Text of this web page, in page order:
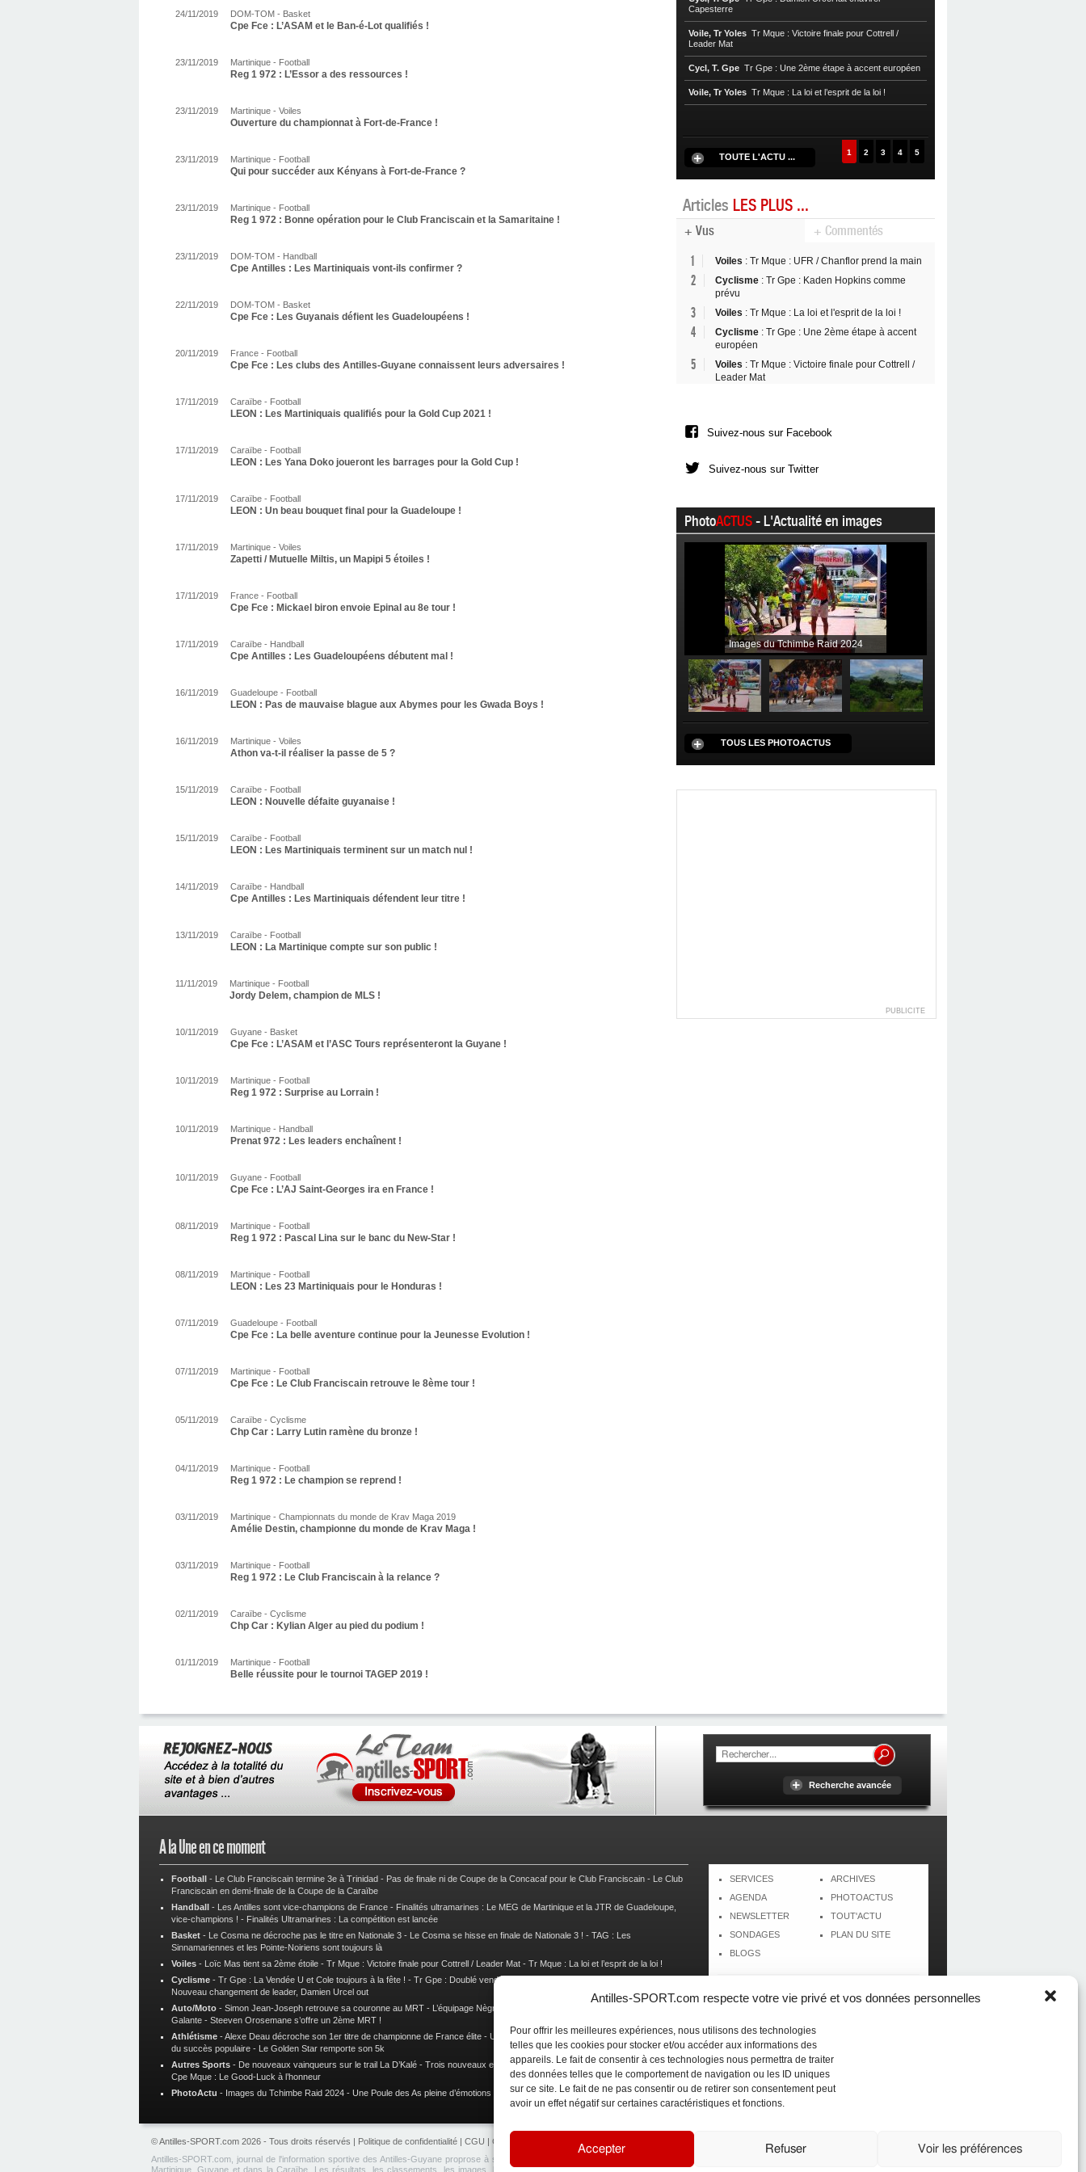
Antilles-SPORT.com respecte votre vie privé et vos données personnelles
Pour offrir les meilleures expériences, nous utilisons des technologies
telles que les cookies pour stocker et/ou accéder aux informations des
appareils. Le fait de consentir à ces technologies nous permettra de traiter
des données telles que le comportement de navigation ou les ID uniques
sur ce site. Le fait de ne pas consentir ou de retirer son consentement peut
avoir un effet négatif sur certaines caractéristiques et fonctions.
Accepter Refuser Voir les préférences
24/11/2019 DOM-TOM - Basket
Cpe Fce : L’ASAM et le Ban-é-Lot qualifiés !
23/11/2019 Martinique - Football
Reg 1 972 : L’Essor a des ressources !
23/11/2019 Martinique - Voiles
Ouverture du championnat à Fort-de-France !
23/11/2019 Martinique - Football
Qui pour succéder aux Kényans à Fort-de-France ?
23/11/2019 Martinique - Football
Reg 1 972 : Bonne opération pour le Club Franciscain et la Samaritaine !
23/11/2019 DOM-TOM - Handball
Cpe Antilles : Les Martiniquais vont-ils confirmer ?
22/11/2019 DOM-TOM - Basket
Cpe Fce : Les Guyanais défient les Guadeloupéens !
20/11/2019 France - Football
Cpe Fce : Les clubs des Antilles-Guyane connaissent leurs adversaires !
17/11/2019 Caraïbe - Football
LEON : Les Martiniquais qualifiés pour la Gold Cup 2021 !
17/11/2019 Caraïbe - Football
LEON : Les Yana Doko joueront les barrages pour la Gold Cup !
17/11/2019 Caraïbe - Football
LEON : Un beau bouquet final pour la Guadeloupe !
17/11/2019 Martinique - Voiles
Zapetti / Mutuelle Miltis, un Mapipi 5 étoiles !
17/11/2019 France - Football
Cpe Fce : Mickael biron envoie Epinal au 8e tour !
17/11/2019 Caraïbe - Handball
Cpe Antilles : Les Guadeloupéens débutent mal !
16/11/2019 Guadeloupe - Football
LEON : Pas de mauvaise blague aux Abymes pour les Gwada Boys !
16/11/2019 Martinique - Voiles
Athon va-t-il réaliser la passe de 5 ?
15/11/2019 Caraïbe - Football
LEON : Nouvelle défaite guyanaise !
15/11/2019 Caraïbe - Football
LEON : Les Martiniquais terminent sur un match nul !
14/11/2019 Caraïbe - Handball
Cpe Antilles : Les Martiniquais défendent leur titre !
13/11/2019 Caraïbe - Football
LEON : La Martinique compte sur son public !
11/11/2019 Martinique - Football
Jordy Delem, champion de MLS !
10/11/2019 Guyane - Basket
Cpe Fce : L’ASAM et l’ASC Tours représenteront la Guyane !
10/11/2019 Martinique - Football
Reg 1 972 : Surprise au Lorrain !
10/11/2019 Martinique - Handball
Prenat 972 : Les leaders enchaînent !
10/11/2019 Guyane - Football
Cpe Fce : L’AJ Saint-Georges ira en France !
08/11/2019 Martinique - Football
Reg 1 972 : Pascal Lina sur le banc du New-Star !
08/11/2019 Martinique - Football
LEON : Les 23 Martiniquais pour le Honduras !
07/11/2019 Guadeloupe - Football
Cpe Fce : La belle aventure continue pour la Jeunesse Evolution !
07/11/2019 Martinique - Football
Cpe Fce : Le Club Franciscain retrouve le 8ème tour !
05/11/2019 Caraïbe - Cyclisme
Chp Car : Larry Lutin ramène du bronze !
04/11/2019 Martinique - Football
Reg 1 972 : Le champion se reprend !
03/11/2019 Martinique - Championnats du monde de Krav Maga 2019
Amélie Destin, championne du monde de Krav Maga !
03/11/2019 Martinique - Football
Reg 1 972 : Le Club Franciscain à la relance ?
02/11/2019 Caraïbe - Cyclisme
Chp Car : Kylian Alger au pied du podium !
01/11/2019 Martinique - Football
Belle réussite pour le tournoi TAGEP 2019 !
Capesterre
Voile, Tr Yoles Tr Mque : Victoire finale pour Cottrell /
Leader Mat
Cycl, T. Gpe Tr Gpe : Une 2ème étape à accent européen
Voile, Tr Yoles Tr Mque : La loi et l’esprit de la loi !
TOUTE L'ACTU ... 1 2 3 4 5
Articles LES PLUS ...
+ Vus + Commentés
1 Voiles : Tr Mque : UFR / Chanflor prend la main
2 Cyclisme : Tr Gpe : Kaden Hopkins comme
prévu
3 Voiles : Tr Mque : La loi et l'esprit de la loi !
4 Cyclisme : Tr Gpe : Une 2ème étape à accent
européen
5 Voiles : Tr Mque : Victoire finale pour Cottrell /
Leader Mat
Suivez-nous sur Facebook
Suivez-nous sur Twitter
PhotoACTUS- L'Actualité en images
Images du Tchimbe Raid 2024
TOUS LES PHOTOACTUS
PUBLICITE
Recherche avancée
A la Une en ce moment
Football - Le Club Franciscain termine 3e à Trinidad - Pas de finale ni de Coupe de la Concacaf pour le Club Franciscain - Le Club
Franciscain en demi-finale de la Coupe de la Caraïbe
Handball - Les Antilles sont vice-champions de France - Finalités ultramarines : Le MEG de Martinique et la JTR de Guadeloupe,
vice-champions ! - Finalités Ultramarines : La compétition est lancée
Basket - Le Cosma ne décroche pas le titre en Nationale 3 - Le Cosma se hisse en finale de Nationale 3 ! - TAG : Les
Sinnamariennes et les Pointe-Noiriens sont toujours là
Voiles - Loïc Mas tient sa 2ème étoile - Tr Mque : Victoire finale pour Cottrell / Leader Mat - Tr Mque : La loi et l’esprit de la loi !
Cyclisme - Tr Gpe : La Vendée U et Cole toujours à la fête ! - Tr Gpe : Doublé vendéen sur l’étape des Mamelles
Nouveau changement de leader, Damien Urcel out
Auto/Moto - Simon Jean-Joseph retrouve sa couronne au MRT - L’équipage Nègre – Gérard remporte le 9e rallye du Pays Marie-
Galante - Steeven Orosemane s’offre un 2ème MRT !
Athlétisme -Alexe Deau décroche son 1er titre de championne de France élite - Un semi marathon sous le signe de la chaleur et
du succès populaire - Le Golden Star remporte son 5k
Autres Sports - De nouveaux vainqueurs sur le trail La D’Kalé - Trois nouveaux et un habitué au palmarès du Trail des Trésors-
Cpe Mque : Le Good-Luck à l’honneur
PhotoActu - Images du Tchimbe Raid 2024 - Une Poule des As pleine d’émotions ! Images de la Woulib 113 X-Trem
SERVICES
AGENDA
NEWSLETTER
SONDAGES
BLOGS
ARCHIVES
PHOTOACTUS
TOUT'ACTU
PLAN DU SITE
© Antilles-SPORT.com 2026 - Tous droits réservés | Politique de confidentialité | CGU | CGV
Antilles-SPORT.com, journal de l'information sportive des Antilles-Guyane proprose à ses lecteurs de retrouvez en temps réel toute l'actualité du sport (du football au beach-volley) en Guadeloupe,
Martinique, Guyane et dans la Caraïbe. Les résultats, les classements, les images, les analyses, les interviews, les rendez-vous sportifs et bien d'autres sujets, sont sur Antilles-SPORT.com, la